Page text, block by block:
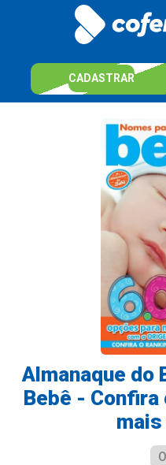
CADASTRAR
Almanaque do
Bebê - Confira